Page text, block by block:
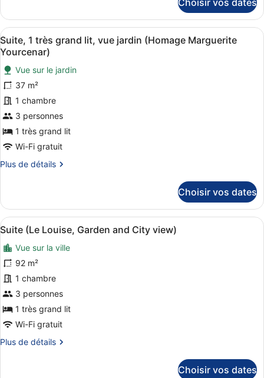
grand
lit,
vue
jardin
(Homage
Peyo)
le
type
de
chambre
Suite,
très
grand
lit,
vue
jardin
(Homage
Peyo)
Choisir vos dates
Afficher
toutes
les
photos
pour
ce
type
de
chambre :
1
lit,
vue
jardin
(Homage
Marguerite
Yourcenar)
Une chambre d’hôtel avec un lit,
15
Suite, 1 très grand lit, vue jardin (Homage Marguerite
Yourcenar)
Vue sur le jardin
37 m²
1 chambre
3 personnes
1 très grand lit
Wi-Fi gratuit
Plus de détails
Plus
le
type
de
chambre
Suite,
très
grand
lit,
jardin
(Homage
Yourcenar)
Choisir vos dates
Afficher
toutes
les
photos
pour
ce
type
de
chambre :
Suite
Un salon moderne comprenant
20
Suite (Le Louise, Garden and City view)
Vue sur la ville
92 m²
1 chambre
3 personnes
1 très grand lit
Wi-Fi gratuit
Plus de détails
Plus
Choisir vos dates